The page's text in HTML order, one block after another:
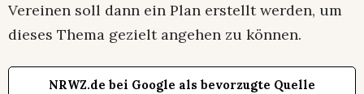
Vereinen soll dann ein Plan erstellt werden, um
dieses Thema gezielt angehen zu können.
NRWZ.de bei Google als bevorzugte Quelle